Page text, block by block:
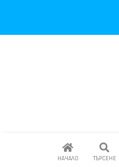
НАЧАЛО ТЪРСЕНЕ